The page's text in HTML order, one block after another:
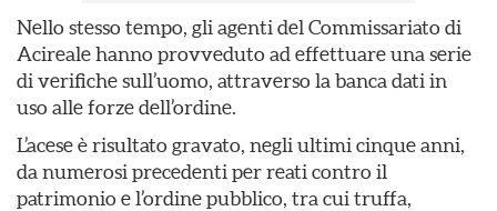
Nello stesso tempo, gli agenti del Commissariato di
Acireale hanno provveduto ad effettuare una serie
di verifiche sull’uomo, attraverso la banca dati in
uso alle forze dell’ordine.
L’acese è risultato gravato, negli ultimi cinque anni,
da numerosi precedenti per reati contro il
patrimonio e l’ordine pubblico, tra cui truffa,